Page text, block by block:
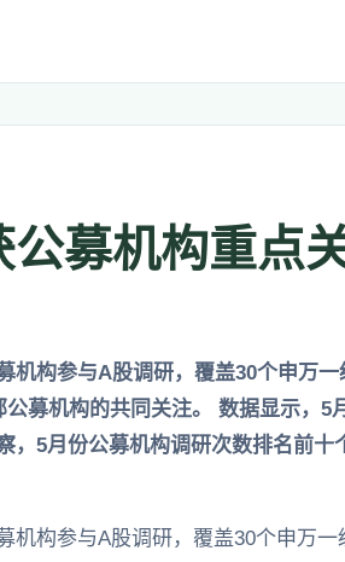
募机构重点
机构参与A股调研，覆盖30个申万
募机构的共同关注。 数据显示，5
5月份公募机构调研次数排名前十
机构参与A股调研，覆盖30个申万